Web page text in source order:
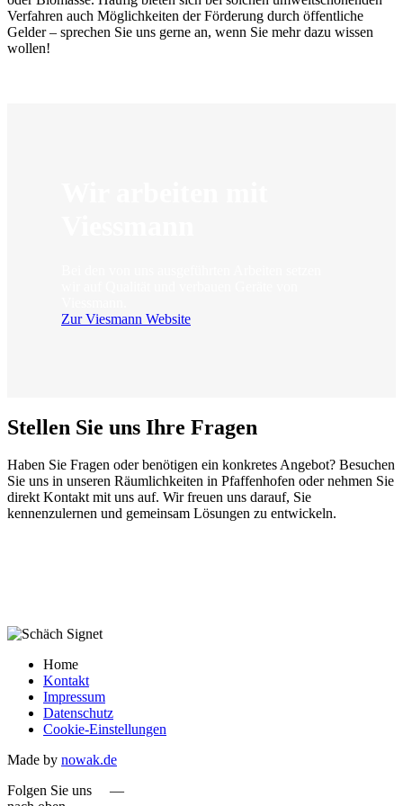
Verfahren auch Möglichkeiten der Förderung durch öffentliche
Gelder – sprechen Sie uns gerne an, wenn Sie mehr dazu wissen
wollen!
Zur Viesmann Website
Stellen Sie uns Ihre Fragen
Haben Sie Fragen oder benötigen ein konkretes Angebot? Besuchen
Sie uns in unseren Räumlichkeiten in Pfaffenhofen oder nehmen Sie
direkt Kontakt mit uns auf. Wir freuen uns darauf, Sie
kennenzulernen und gemeinsam Lösungen zu entwickeln.
Home
Kontakt
Impressum
Datenschutz
Cookie-Einstellungen
Made by nowak.de
Folgen Sie uns —